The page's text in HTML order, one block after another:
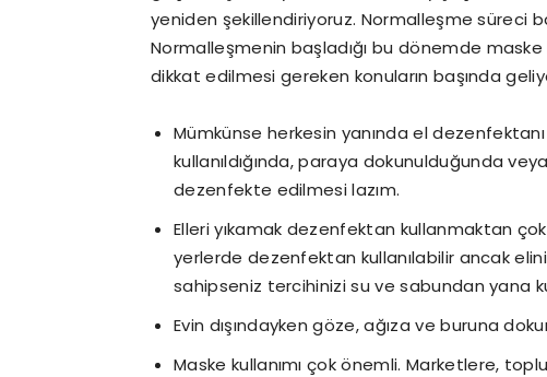
yeniden şekillendiriyoruz. Normalleşme süreci
Normalleşmenin başladığı bu dönemde
dikkat edilmesi gereken konuların başında
Mümkünse herkesin yanında el
kullanıldığında, paraya dokunulduğunda
dezenfekte edilmesi lazım.
Elleri yıkamak dezenfektan kullanmaktan
yerlerde dezenfektan kullanılabilir ancak
sahipseniz tercihinizi su ve sabundan yana
Evin dışındayken göze, ağıza ve buruna
Maske kullanımı çok önemli. Marketlere,